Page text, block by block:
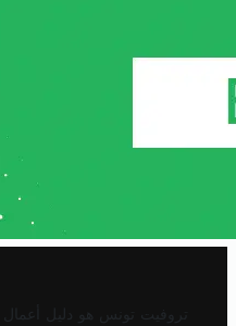
تروفيت تونس هو دليل